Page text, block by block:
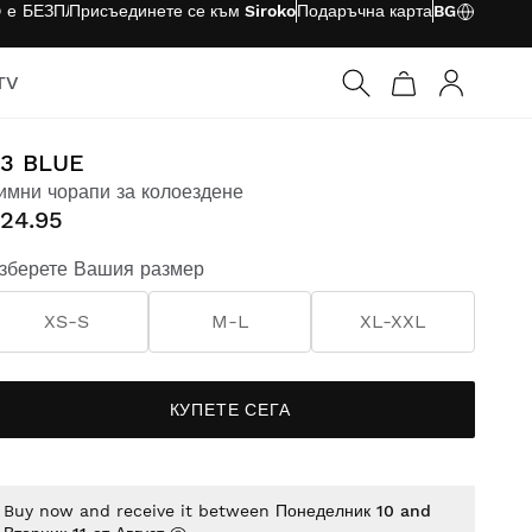
е БЕЗПЛАТНОПрисъединете се към SirokoПодаръчна картаBG
BLUE
чорапи за колоездене
Вашия размер
XS-S M-L XL-XXL
КУПЕТЕ СЕГА
Buy now and receive it between Понеделник 10 and